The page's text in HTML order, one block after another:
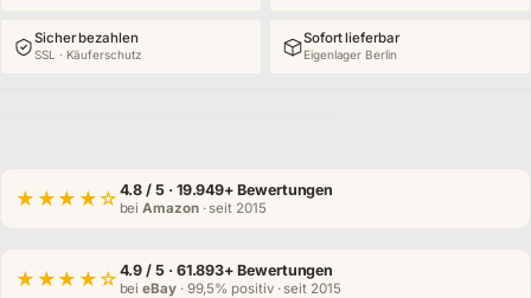
Sicher bezahlen
SSL · Käuferschutz
Sofort lieferbar
Eigenlager Berlin
★★★★☆ 4.8 / 5 · 19.949+ Bewertungen
beiAmazon· seit 2015
★★★★☆ 4.9 / 5 · 61.893+ Bewertungen
beieBay· 99,5% positiv · seit 2015